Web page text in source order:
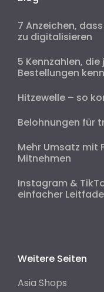
7 Anzeichen,
zu digitalisieren
5 Kennzahlen,
Bestellungen
Hitzewelle – so
Belohnungen für
Mehr Umsatz mit
Mitnehmen
Instagram &
einfacher
Weitere Seiten
Asia Shops